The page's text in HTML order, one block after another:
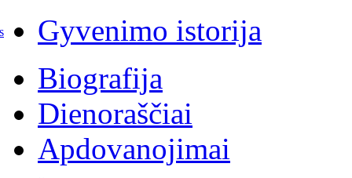
Gyvenimo istorija
Biografija
Dienoraščiai
Apdovanojimai